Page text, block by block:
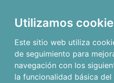
Utilizamos
Este sitio web utiliza
de seguimiento para
navegación con los
la funcionalidad básica